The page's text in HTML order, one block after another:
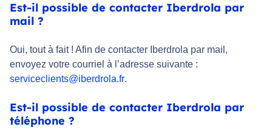
Est-il possible de contacter Iberdrola par
mail ?
Oui, tout à fait ! Afin de contacter Iberdrola par mail,
envoyez votre courriel à l’adresse suivante :
serviceclients@iberdrola.fr.
Est-il possible de contacter Iberdrola par
téléphone ?